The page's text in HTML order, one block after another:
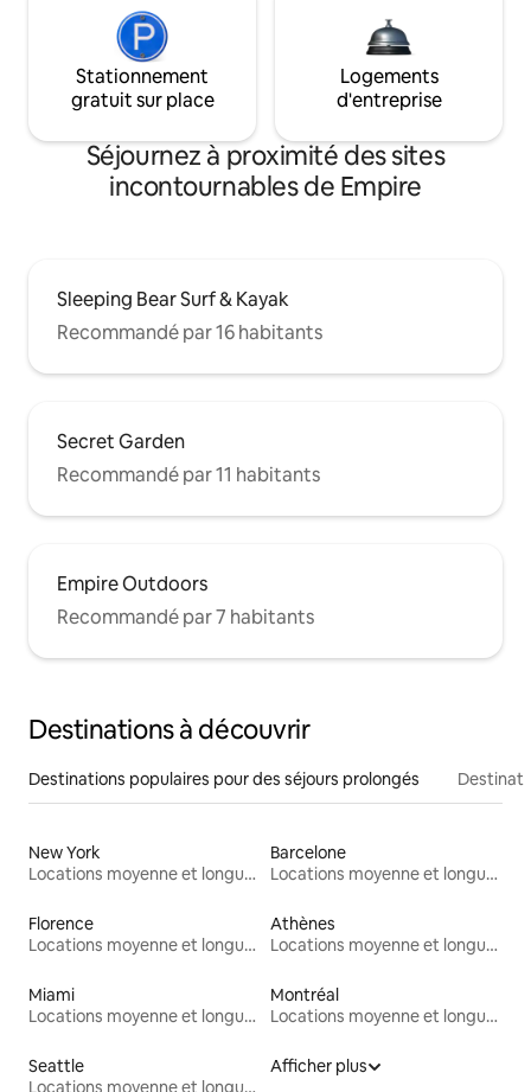
Stationnement
gratuit sur place
Logements
d'entreprise
Séjournez à proximité des sites
incontournables de Empire
Sleeping Bear Surf & Kayak
Recommandé par 16 habitants
Secret Garden
Recommandé par 11 habitants
Empire Outdoors
Recommandé par 7 habitants
Destinations à découvrir
Destinations populaires pour des séjours prolongés
New York
Locations moyenne et longue durée
Barcelone
Locations moyenne et longue durée
Florence
Locations moyenne et longue durée
Athènes
Locations moyenne et longue durée
Miami
Locations moyenne et longue durée
Montréal
Locations moyenne et longue durée
Seattle
Locations moyenne et longue durée
Afficher plus